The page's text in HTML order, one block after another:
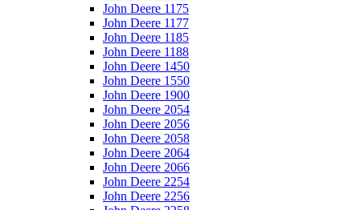
John Deere 1175
John Deere 1177
John Deere 1185
John Deere 1188
John Deere 1450
John Deere 1550
John Deere 1900
John Deere 2054
John Deere 2056
John Deere 2058
John Deere 2064
John Deere 2066
John Deere 2254
John Deere 2256